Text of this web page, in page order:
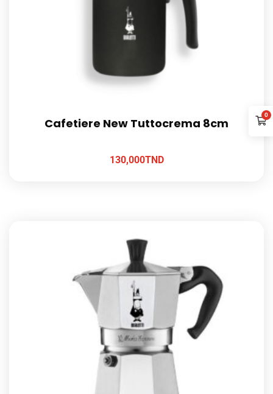
Cafetiere New Tuttocrema 8cm
130,000TND
0